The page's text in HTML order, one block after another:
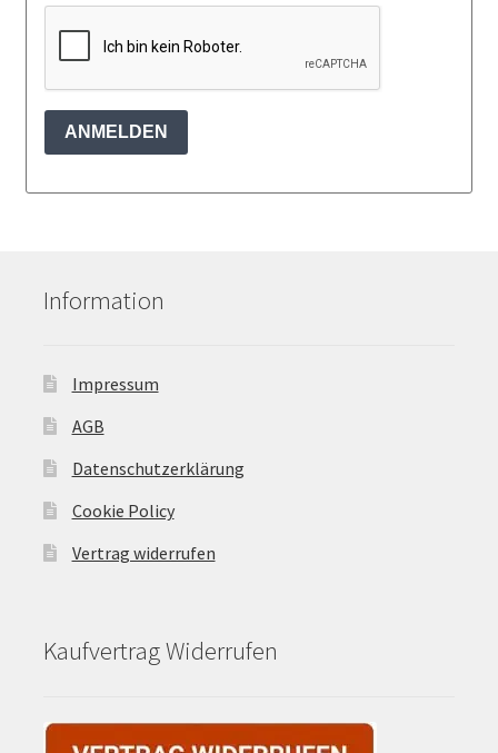
ANMELDEN
Information
Impressum
AGB
Datenschutzerklärung
Cookie Policy
Vertrag widerrufen
Kaufvertrag Widerrufen